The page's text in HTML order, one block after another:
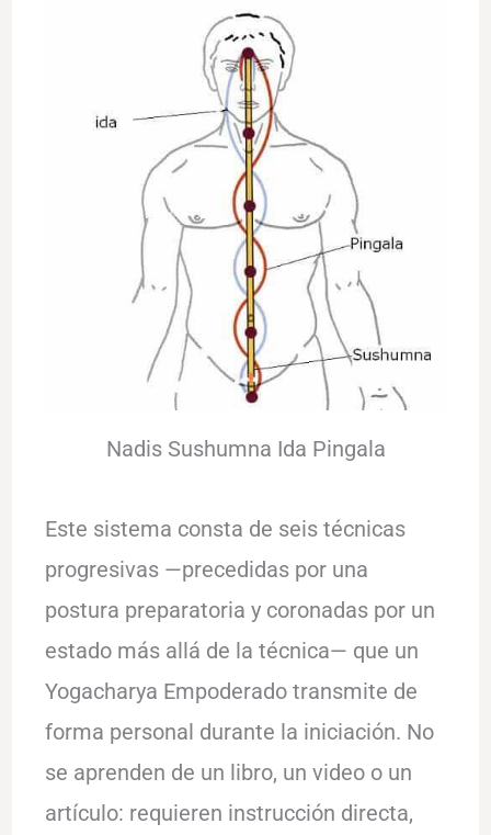
Nadis Sushumna Ida Pingala
Este sistema consta de seis técnicas
progresivas —precedidas por una
postura preparatoria y coronadas por un
estado más allá de la técnica— que un
Yogacharya Empoderado transmite de
forma personal durante la iniciación. No
se aprenden de un libro, un video o un
artículo: requieren instrucción directa,